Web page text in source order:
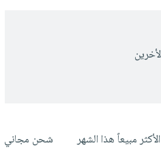
الأكثر مبيعاً هذا الشهر شحن مجاني